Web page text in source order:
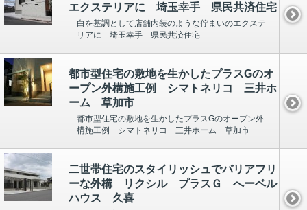
エクステリアに 埼玉幸手 県民共済住宅
白を基調として店舗内装のような佇まいのエクステ
リアに 埼玉幸手 県民共済住宅
都市型住宅の敷地を生かしたプラスGのオ
ープン外構施工例 シマトネリコ 三井ホ
ーム 草加市
都市型住宅の敷地を生かしたプラスGのオープン外
構施工例 シマトネリコ 三井ホーム 草加市
二世帯住宅のスタイリッシュでバリアフリ
ーな外構 リクシル プラスＧ へーベル
ハウス 久喜